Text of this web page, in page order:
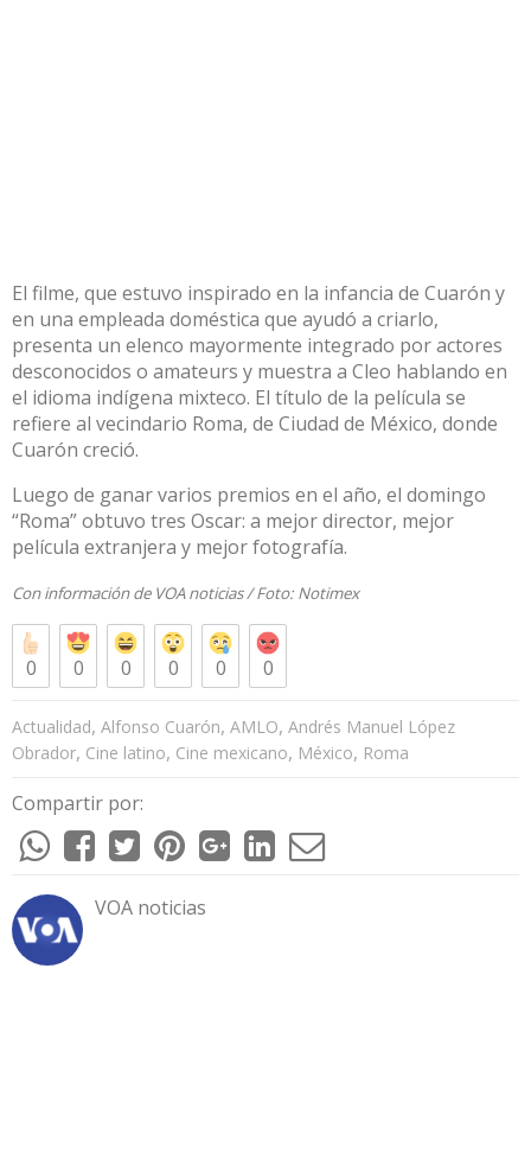
El filme, que estuvo inspirado en la infancia de Cuarón y
en una empleada doméstica que ayudó a criarlo,
presenta un elenco mayormente integrado por actores
desconocidos o amateurs y muestra a Cleo hablando en
el idioma indígena mixteco. El título de la película se
refiere al vecindario Roma, de Ciudad de México, donde
Cuarón creció.
Luego de ganar varios premios en el año, el domingo
“Roma” obtuvo tres Oscar: a mejor director, mejor
película extranjera y mejor fotografía.
Con información de VOA noticias/ Foto: Notimex
0 0 0 0 0 0
Actualidad, Alfonso Cuarón, AMLO, Andrés Manuel López
Obrador, Cine latino, Cine mexicano, México, Roma
Compartir por:
VOA noticias